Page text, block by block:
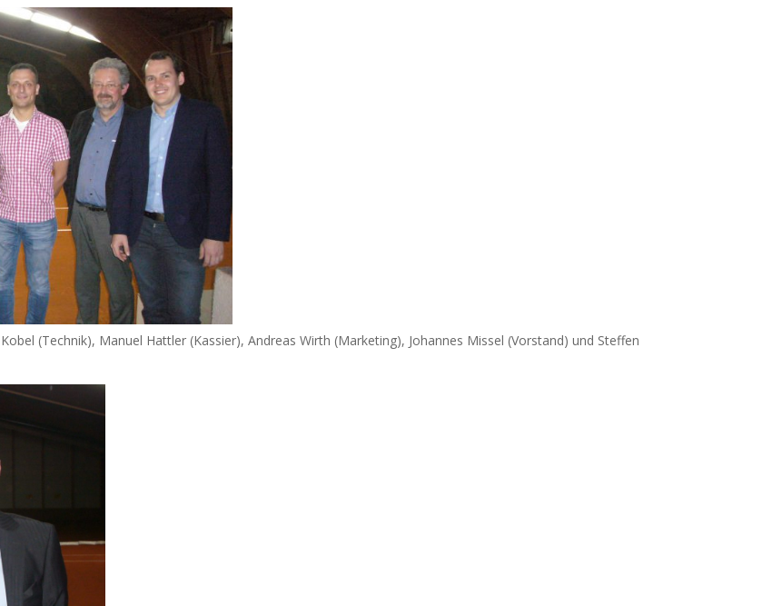
(Technik), Manuel Hattler (Kassier), Andreas Wirth (Marketing), Johannes Missel (Vorstand) und Steffen